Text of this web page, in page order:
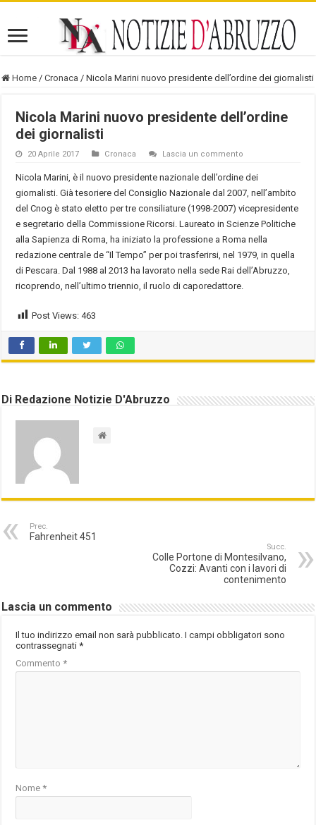
Home / Cronaca / Nicola Marini nuovo presidente dell’ordine dei giornalisti
Nicola Marini nuovo presidente dell’ordine
dei giornalisti
20 Aprile 2017 Cronaca Lascia un commento
Nicola Marini, è il nuovo presidente nazionale dell’ordine dei
giornalisti. Già tesoriere del Consiglio Nazionale dal 2007, nell’ambito
del Cnog è stato eletto per tre consiliature (1998-2007) vicepresidente
e segretario della Commissione Ricorsi. Laureato in Scienze Politiche
alla Sapienza di Roma, ha iniziato la professione a Roma nella
redazione centrale de “Il Tempo” per poi trasferirsi, nel 1979, in quella
di Pescara. Dal 1988 al 2013 ha lavorato nella sede Rai dell’Abruzzo,
ricoprendo, nell’ultimo triennio, il ruolo di caporedattore.
Post Views: 463
Di Redazione Notizie D'Abruzzo
Prec.
Fahrenheit 451
Succ.
Colle Portone di Montesilvano,
Cozzi: Avanti con i lavori di
contenimento
Lascia un commento
Il tuo indirizzo email non sarà pubblicato. I campi obbligatori sono
contrassegnati*
Commento*
Nome*